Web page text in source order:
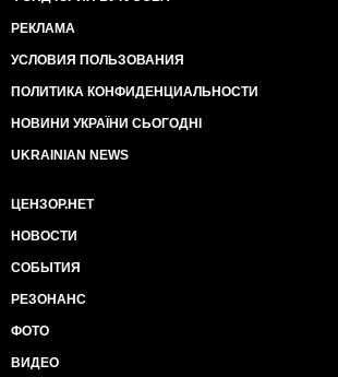
РЕКЛАМА
УСЛОВИЯ ПОЛЬЗОВАНИЯ
ПОЛИТИКА КОНФИДЕНЦИАЛЬНОСТИ
НОВИНИ УКРАЇНИ СЬОГОДНІ
UKRAINIAN NEWS
ЦЕНЗОР.НЕТ
НОВОСТИ
СОБЫТИЯ
РЕЗОНАНС
ФОТО
ВИДЕО